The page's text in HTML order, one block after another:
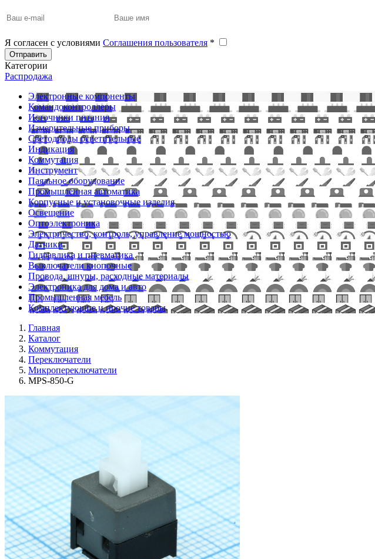
Я согласен с условиями Соглашения пользователя *
Отправить
Категории
Распродажа
Электронные компоненты
Командоконтроллеры
Источники питания
Измерительные приборы
Светодиоды осветительные
Индикация
Коммутация
Инструмент
Паяльное оборудование
Промышленная автоматика
Корпусные и установочные изделия
Освещение
Оптоэлектроника
Электричество, контроль, управление мощностью
Датчики
Гидравлика и пневматика
Выключатели кнопочные
Провода, шнуры, расходные материалы
Электроника для дома и авто
Промышленная мебель
Комплектующие и прочие товары
Главная
Каталог
Коммутация
Переключатели
Микропереключатели
MPS-850-G